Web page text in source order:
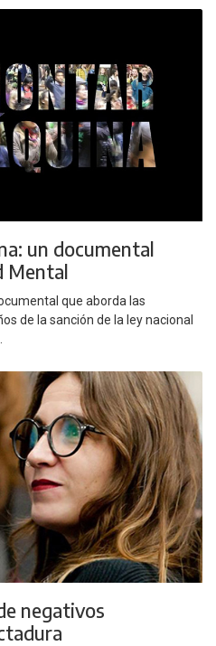
un documental
Mental
que aborda las
de la sanción de la ley nacional
negativos